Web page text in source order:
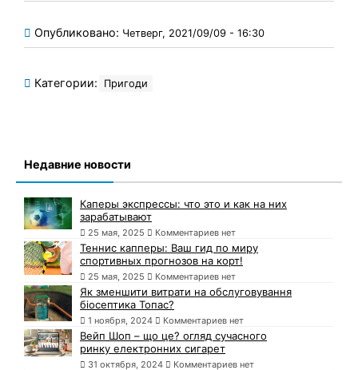
Опубликовано: Четверг, 2021/09/09 - 16:30
Категории: Пригоди
Недавние новости
Каперы экспрессы: что это и как на них
зарабатывают
25 мая, 2025 Комментариев нет
Теннис капперы: Ваш гид по миру
спортивных прогнозов на корт!
25 мая, 2025 Комментариев нет
Як зменшити витрати на обслуговування
біосептика Топас?
1 ноября, 2024 Комментариев нет
Вейп Шоп – що це? огляд сучасного
ринку електронних сигарет
31 октября, 2024 Комментариев нет